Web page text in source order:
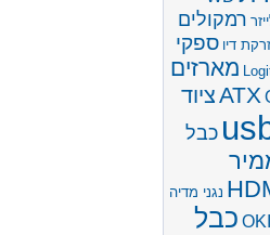
רמקולים
דיו ספקי
מארזים
ATXציוד
כבל
נגני מדיה
OKI כבל